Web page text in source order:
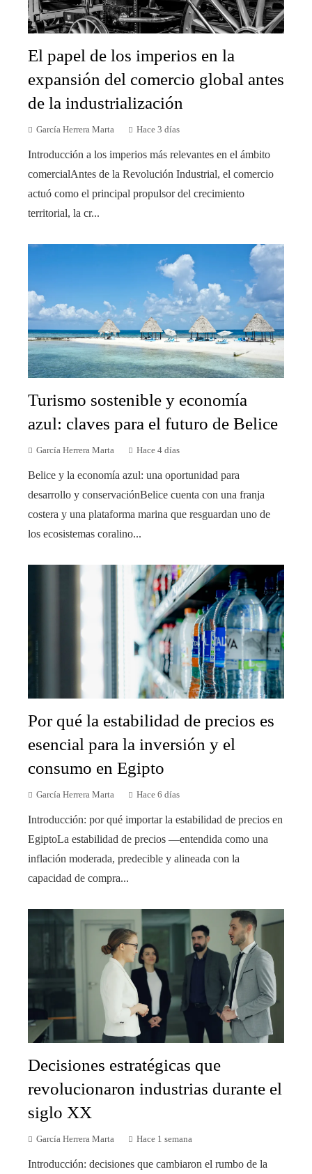
El papel de los imperios en la
expansión del comercio global antes
de la industrialización
García Herrera Marta Hace 3 días
Introducción a los imperios más relevantes en el ámbito
comercialAntes de la Revolución Industrial, el comercio
actuó como el principal propulsor del crecimiento
territorial, la cr...
Turismo sostenible y economía
azul: claves para el futuro de Belice
García Herrera Marta Hace 4 días
Belice y la economía azul: una oportunidad para
desarrollo y conservaciónBelice cuenta con una franja
costera y una plataforma marina que resguardan uno de
los ecosistemas coralino...
Por qué la estabilidad de precios es
esencial para la inversión y el
consumo en Egipto
García Herrera Marta Hace 6 días
Introducción: por qué importar la estabilidad de precios en
EgiptoLa estabilidad de precios —entendida como una
inflación moderada, predecible y alineada con la
capacidad de compra...
Decisiones estratégicas que
revolucionaron industrias durante el
siglo XX
García Herrera Marta Hace 1 semana
Introducción: decisiones que cambiaron el rumbo de la